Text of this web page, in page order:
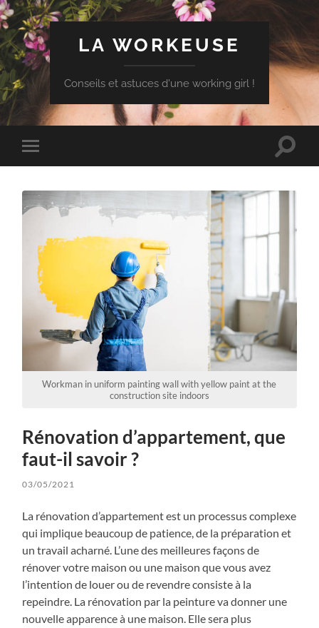
LA WORKEUSE
Conseils et astuces d'une working girl !
Toggle
mobile
Toggle
Workman in uniform painting wall with yellow paint at the
construction site indoors
Rénovation d’appartement, que
faut-il savoir ?
03/05/2021
La rénovation d’appartement est un processus complexe
qui implique beaucoup de patience, de la préparation et
un travail acharné. L’une des meilleures façons de
rénover votre maison ou une maison que vous avez
l’intention de louer ou de revendre consiste à la
repeindre. La rénovation par la peinture va donner une
nouvelle apparence à une maison. Elle sera plus